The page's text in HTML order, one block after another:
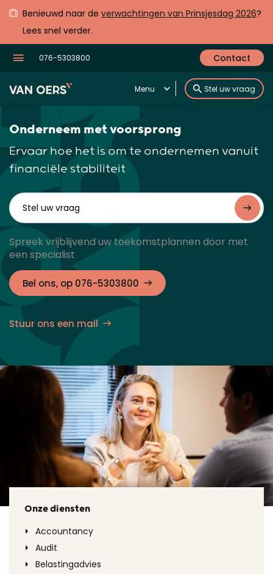
Benieuwd naar de verwachtingen van Prinsjesdag 2026?
Lees snel verder.
076-5303800 Contact
Menu Stel uw vraag
Onderneem met voorsprong
Ervaar hoe het is om te ondernemen vanuit
financiële stabiliteit
Spreek vrijblijvend uw toekomstplannen door met
een specialist
Bel ons, op 076-5303800
Stuur ons een mail
Onze diensten
Accountancy
Audit
Belastingadvies